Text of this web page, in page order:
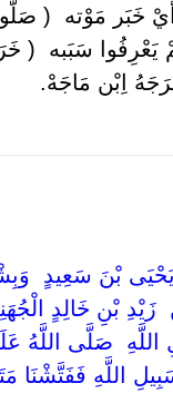
خَبَر مَوْته ‏ ‏(
يَعْرِفُوا سَبَبه ‏ ‏(
اِبْن مَاجَهْ.
‏يَحْيَى بْنَ سَعِيدٍ
بْنِ خَالِدٍ
اللَّهِ ‏ ‏صَلَّى اللَّهُ
اللَّهِ فَفَتَّشْنَا